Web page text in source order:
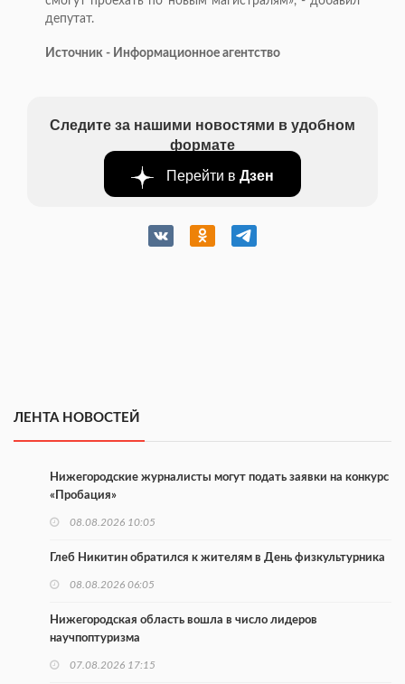
депутат.
Источник - Информационное агентство
Следите за нашими новостями в удобном
формате
Перейти в Дзен
ЛЕНТА НОВОСТЕЙ
Нижегородские журналисты могут подать заявки на конкурс
«Пробация»
08.08.2026 10:05
Глеб Никитин обратился к жителям в День физкультурника
08.08.2026 06:05
Нижегородская область вошла в число лидеров
научпоптуризма
07.08.2026 17:15